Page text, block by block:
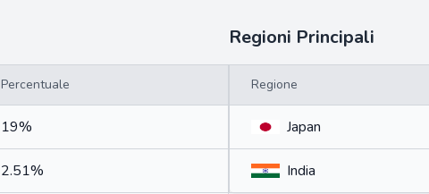
Percentuale
19%
2.51%
Regioni Principali
Regione
Japan
India